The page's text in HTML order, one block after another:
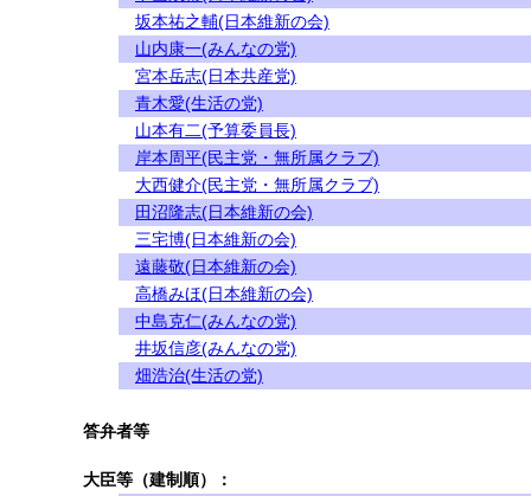
坂本祐之輔(日本維新の会)
山内康一(みんなの党)
宮本岳志(日本共産党)
青木愛(生活の党)
山本有二(予算委員長)
岸本周平(民主党・無所属クラブ)
大西健介(民主党・無所属クラブ)
田沼隆志(日本維新の会)
三宅博(日本維新の会)
遠藤敬(日本維新の会)
高橋みほ(日本維新の会)
中島克仁(みんなの党)
井坂信彦(みんなの党)
畑浩治(生活の党)
答弁者等
大臣等（建制順）：